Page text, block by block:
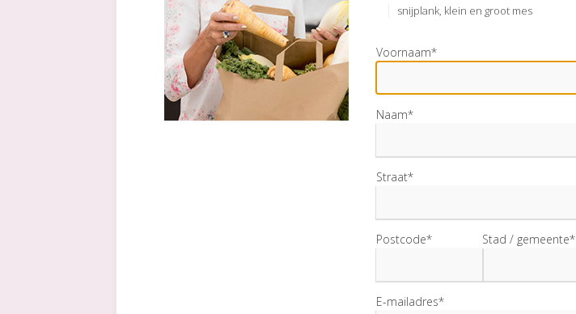
snijplank, klein en groot mes
Voornaam*
Naam*
Straat*
Postcode* Stad / gemeente*
E-mailadres*